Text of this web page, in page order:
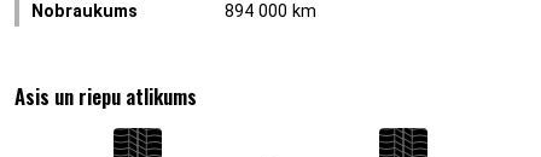
Nobraukums 894 000 km
Asis un riepu atlikums